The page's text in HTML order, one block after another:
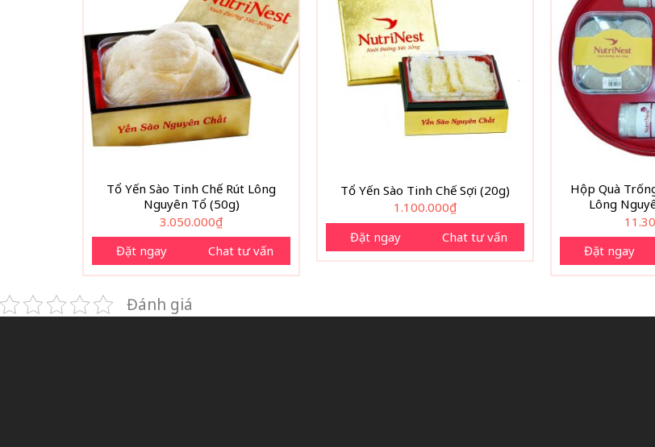
Tổ Yến Sào Tinh Chế Rút Lông
Nguyên Tổ (50g)
3.050.000₫
Đặt ngay
Chat tư vấn
Tổ Yến Sào Tinh Chế Sợi (20g)
1.100.000₫
Đặt ngay
Chat tư vấn
Hộp Quà
Lông
Đặt ngay
Đánh giá